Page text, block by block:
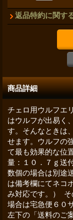
返品特約に関す
商品詳細
チェロ用ウルフエ
はウルフが出易く
す。そんなときは
せます。ウルフの
て最も効果的な
量：１０．７ｇ送
数個の場合は別途
は備考欄にてネコ
み対応です。） そ
場合は宅急便６０
左下の「送料のご